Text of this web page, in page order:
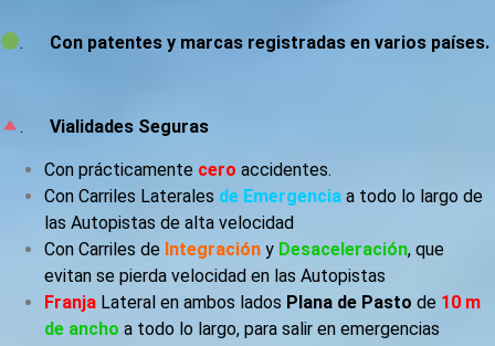
. Con patentes y marcas registradas en varios países.
.Vialidades Seguras
Con prácticamente cero accidentes.
Con Carriles Laterales de Emergencia a todo lo largo de
las Autopistas de alta velocidad
Con Carriles de Integración y Desaceleración, que
evitan se pierda velocidad en las Autopistas
Franja Lateral en ambos lados Plana de Pasto de 10 m
de ancho a todo lo largo, para salir en emergencias